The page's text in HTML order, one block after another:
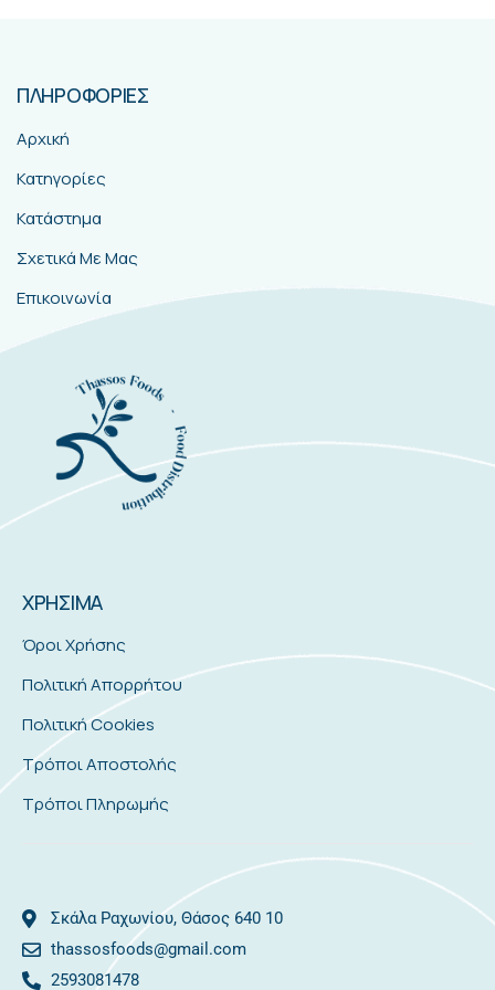
ΠΛΗΡΟΦΟΡΙΕΣ
Αρχική
Κατηγορίες
Κατάστημα
Σχετικά Με Μας
Επικοινωνία
ΧΡΗΣΙΜΑ
Όροι Χρήσης
Πολιτική Απορρήτου
Πολιτική Cookies
Τρόποι Αποστολής
Τρόποι Πληρωμής
Σκάλα Ραχωνίου, Θάσος 640 10
thassosfoods@gmail.com
2593081478